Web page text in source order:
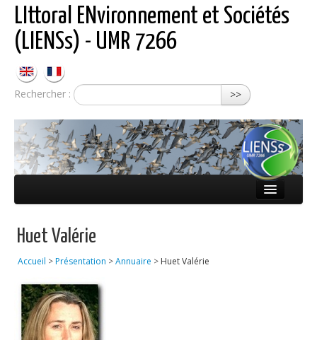
LIttoral ENvironnement et Sociétés
(LIENSs) - UMR 7266
Rechercher : >>
Équipes
Publications
Soutien technique
Huet Valérie
Accueil >Présentation >Annuaire > Huet Valérie